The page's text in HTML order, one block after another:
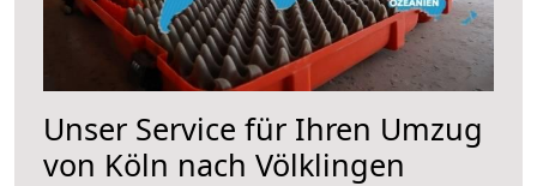
Unser Service für Ihren Umzug
von Köln nach Völklingen